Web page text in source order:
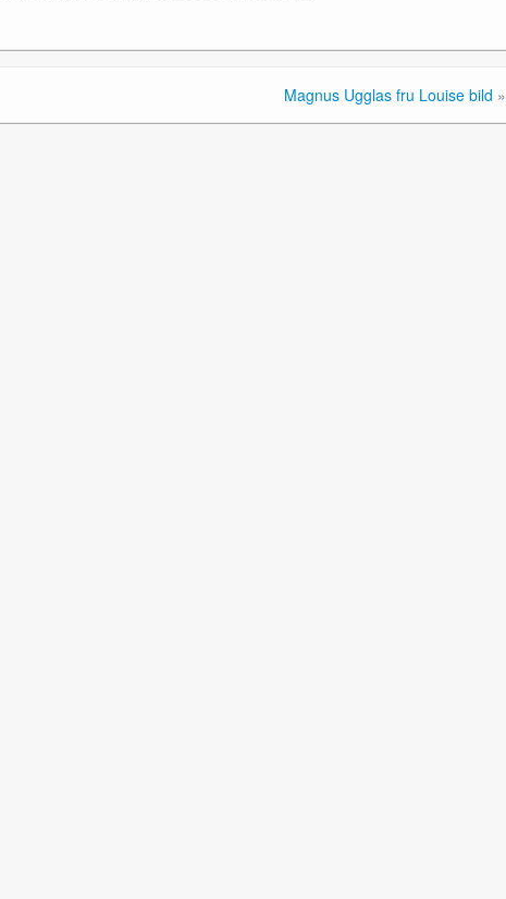
Magnus Ugglas fru Louise bild »